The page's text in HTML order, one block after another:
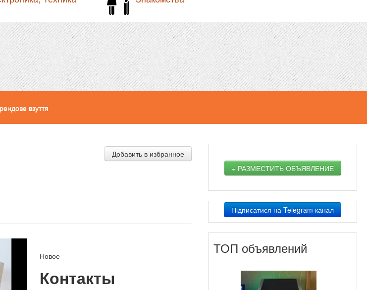
взуття
Добавить в избранное
Новое
Контакты
+ РАЗМЕСТИТЬ ОБЪЯВЛЕНИЕ
Підписатися на Telegram канал
ТОП объявлений